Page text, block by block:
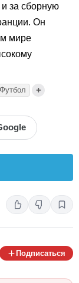
и за сборную
Он
мире
Футбол +
Подписаться